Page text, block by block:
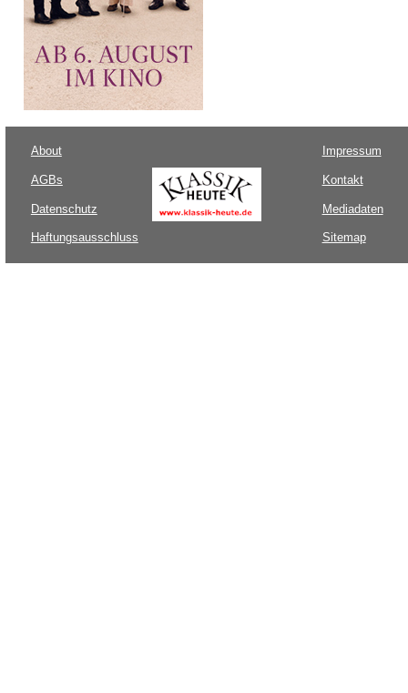
About
AGBs
Datenschutz
Haftungsausschluss
Impressum
Kontakt
Mediadaten
Sitemap